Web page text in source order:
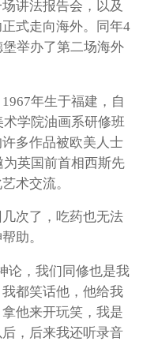
讲法报告会，以及
式走向海外。同年4
举办了第二场海外
年生于福建，自
学院油画系研修班
多作品被欧美人士
英国前首相西斯先
术交流。
次了，吃药也无法
助。
论，我们同修也是我
都笑话他，他给我
他来开玩笑，我是
，后来我还听录音